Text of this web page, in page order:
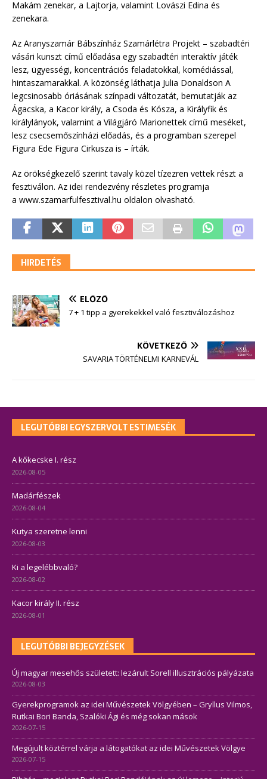
Makám zenekar, a Lajtorja, valamint Lovászi Edina és
zenekara.
Az Aranyszamár Bábszínház Szamárlétra Projekt – szabadtéri
vásári kunszt című előadása egy szabadtéri interaktív játék
lesz, ügyességi, koncentrációs feladatokkal, komédiással,
hintaszamarakkal. A közönség láthatja Julia Donaldson A
legcsinosabb óriásának színpadi változatát, bemutatják az
Ágacska, a Kacor király, a Csoda és Kósza, a Királyfik és
királylányok, valamint a Világjáró Marionettek című meséket,
lesz csecsemőszínházi előadás, és a programban szerepel
Figura Ede Figura Cirkusza is – írták.
Az örökségkezelő szerint tavaly közel tízezren vettek részt a
fesztiválon. Az idei rendezvény részletes programja
a www.szamarfulfesztival.hu oldalon olvasható.
HIRDETÉS
ELŐZŐ
7 + 1 tipp a gyerekekkel való fesztiválozáshoz
KÖVETKEZŐ
SAVARIA TÖRTÉNELMI KARNEVÁL
LEGUTÓBBI EGYSZERVOLT ESTIMESÉK
A kőkecske I. rész
2026-08-05
Madárfészek
2026-08-04
Kutya szeretne lenni
2026-08-03
Ki a legelébbvaló?
2026-08-02
Kacor király II. rész
2026-08-01
LEGUTÓBBI BEJEGYZÉSEK
Új magyar mesehős született: lezárult Sorell illusztrációs pályázata
2026-08-03
Gyerekprogramok az idei Művészetek Völgyében – Gryllus Vilmos,
Rutkai Bori Banda, Szalóki Ági és még sokan mások
2026-07-15
Megújult köztérrel várja a látogatókat az idei Művészetek Völgye
2026-07-15